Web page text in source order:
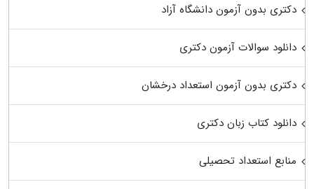
دکتری بدون آزمون دانشگاه آزاد
دانلود سوالات آزمون دکتری
دکتری بدون آزمون استعداد درخشان
دانلود کتاب زبان دکتری
منابع استعداد تحصیلی